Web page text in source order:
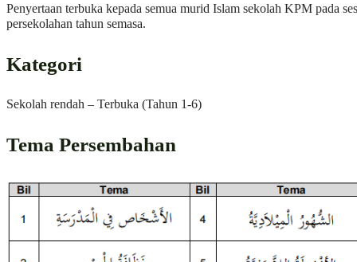
Penyertaan terbuka kepada semua murid Islam sekolah KPM pada
persekolahan tahun semasa.
Kategori
Sekolah rendah – Terbuka (Tahun 1-6)
Tema Persembahan